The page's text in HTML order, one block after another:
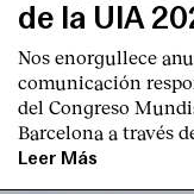
de la UIA
Nos enorgullece
comunicación
del Congreso
Barcelona a través
Leer Más